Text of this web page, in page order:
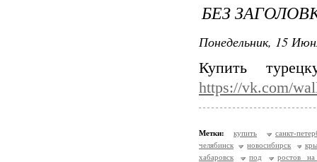
БЕЗ
Понедельник, 15
Купить
https://vk.com/
Метки: купить
санкт-
челябинск
новосибирск
хабаровск
под
ростов